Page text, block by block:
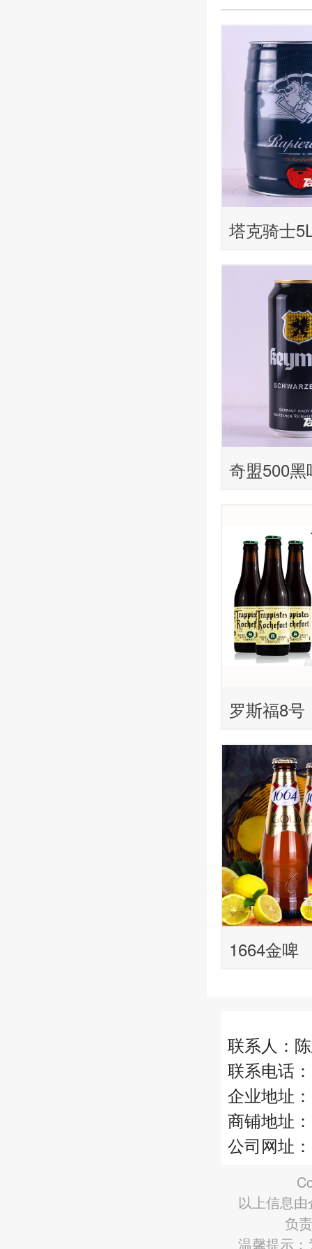
塔克骑士
奇盟500黑
罗斯福8号
1664金啤
联系人：
联系电话
企业地址
商铺地址：
公司网址
以上信息
负
温馨提示